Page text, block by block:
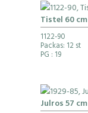
Tistel 60 cm
1122-90
Packas: 12 st
PG : 19
Julros 57 cm